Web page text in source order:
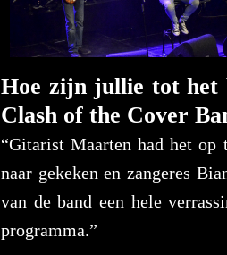
Hoe zijn jullie tot het
Clash of the Cover
“Gitarist Maarten had het op
naar gekeken en zangeres
van de band een hele
programma.”